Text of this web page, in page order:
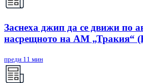
Заснеха джип да се движи по
насрещното на АМ „Тракия“
преди 11 мин